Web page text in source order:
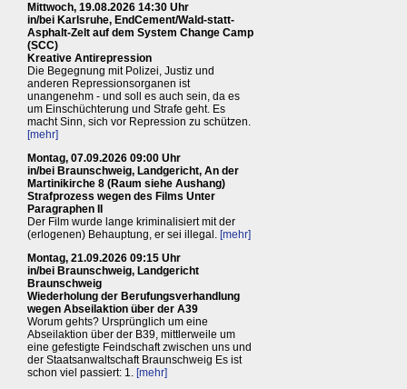
Mittwoch, 19.08.2026 14:30 Uhr
in/bei Karlsruhe, EndCement/Wald-statt-
Asphalt-Zelt auf dem System Change Camp
(SCC)
Kreative Antirepression
Die Begegnung mit Polizei, Justiz und
anderen Repressionsorganen ist
unangenehm - und soll es auch sein, da es
um Einschüchterung und Strafe geht. Es
macht Sinn, sich vor Repression zu schützen.
[mehr]
Montag, 07.09.2026 09:00 Uhr
in/bei Braunschweig, Landgericht, An der
Martinikirche 8 (Raum siehe Aushang)
Strafprozess wegen des Films Unter
Paragraphen II
Der Film wurde lange kriminalisiert mit der
(erlogenen) Behauptung, er sei illegal. [mehr]
Montag, 21.09.2026 09:15 Uhr
in/bei Braunschweig, Landgericht
Braunschweig
Wiederholung der Berufungsverhandlung
wegen Abseilaktion über der A39
Worum gehts? Ursprünglich um eine
Abseilaktion über der B39, mittlerweile um
eine gefestigte Feindschaft zwischen uns und
der Staatsanwaltschaft Braunschweig Es ist
schon viel passiert: 1. [mehr]